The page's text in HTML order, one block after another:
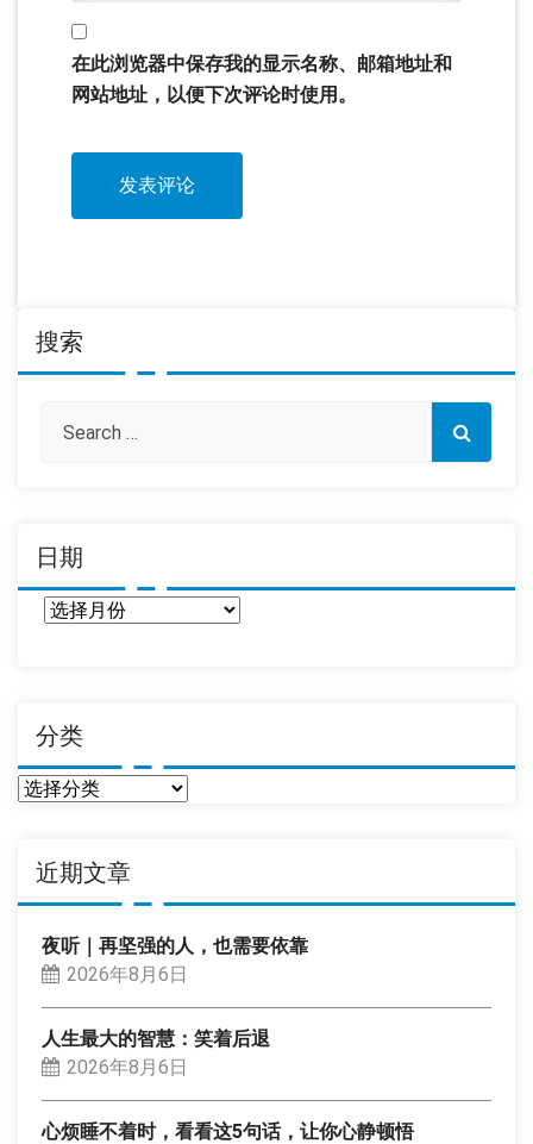
在此浏览器中保存我的显示名称、邮箱地址和
网站地址，以便下次评论时使用。
搜索
日期
分类
分
近期文章
夜听｜再坚强的人，也需要依靠
2026年8月6日
人生最大的智慧：笑着后退
2026年8月6日
心烦睡不着时，看看这5句话，让你心静顿悟